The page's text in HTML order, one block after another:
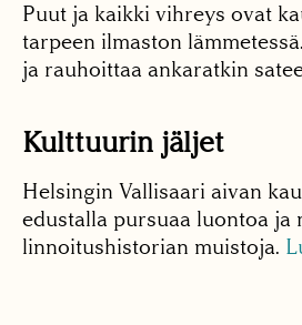
Puut ja kaikki vihreys ovat
tarpeen ilmaston
ja rauhoittaa ankaratkin
Kulttuurin jäljet
Helsingin Vallisaari aivan
edustalla pursuaa luontoa ja
linnoitushisto­rian muistoja.